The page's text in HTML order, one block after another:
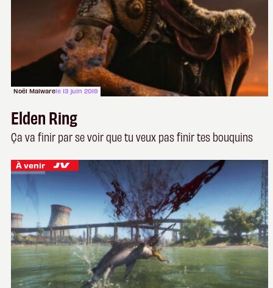
Noël Malwarele 13 juin 2019
Elden Ring
Ça va finir par se voir que tu veux pas finir tes bouquins
À venir